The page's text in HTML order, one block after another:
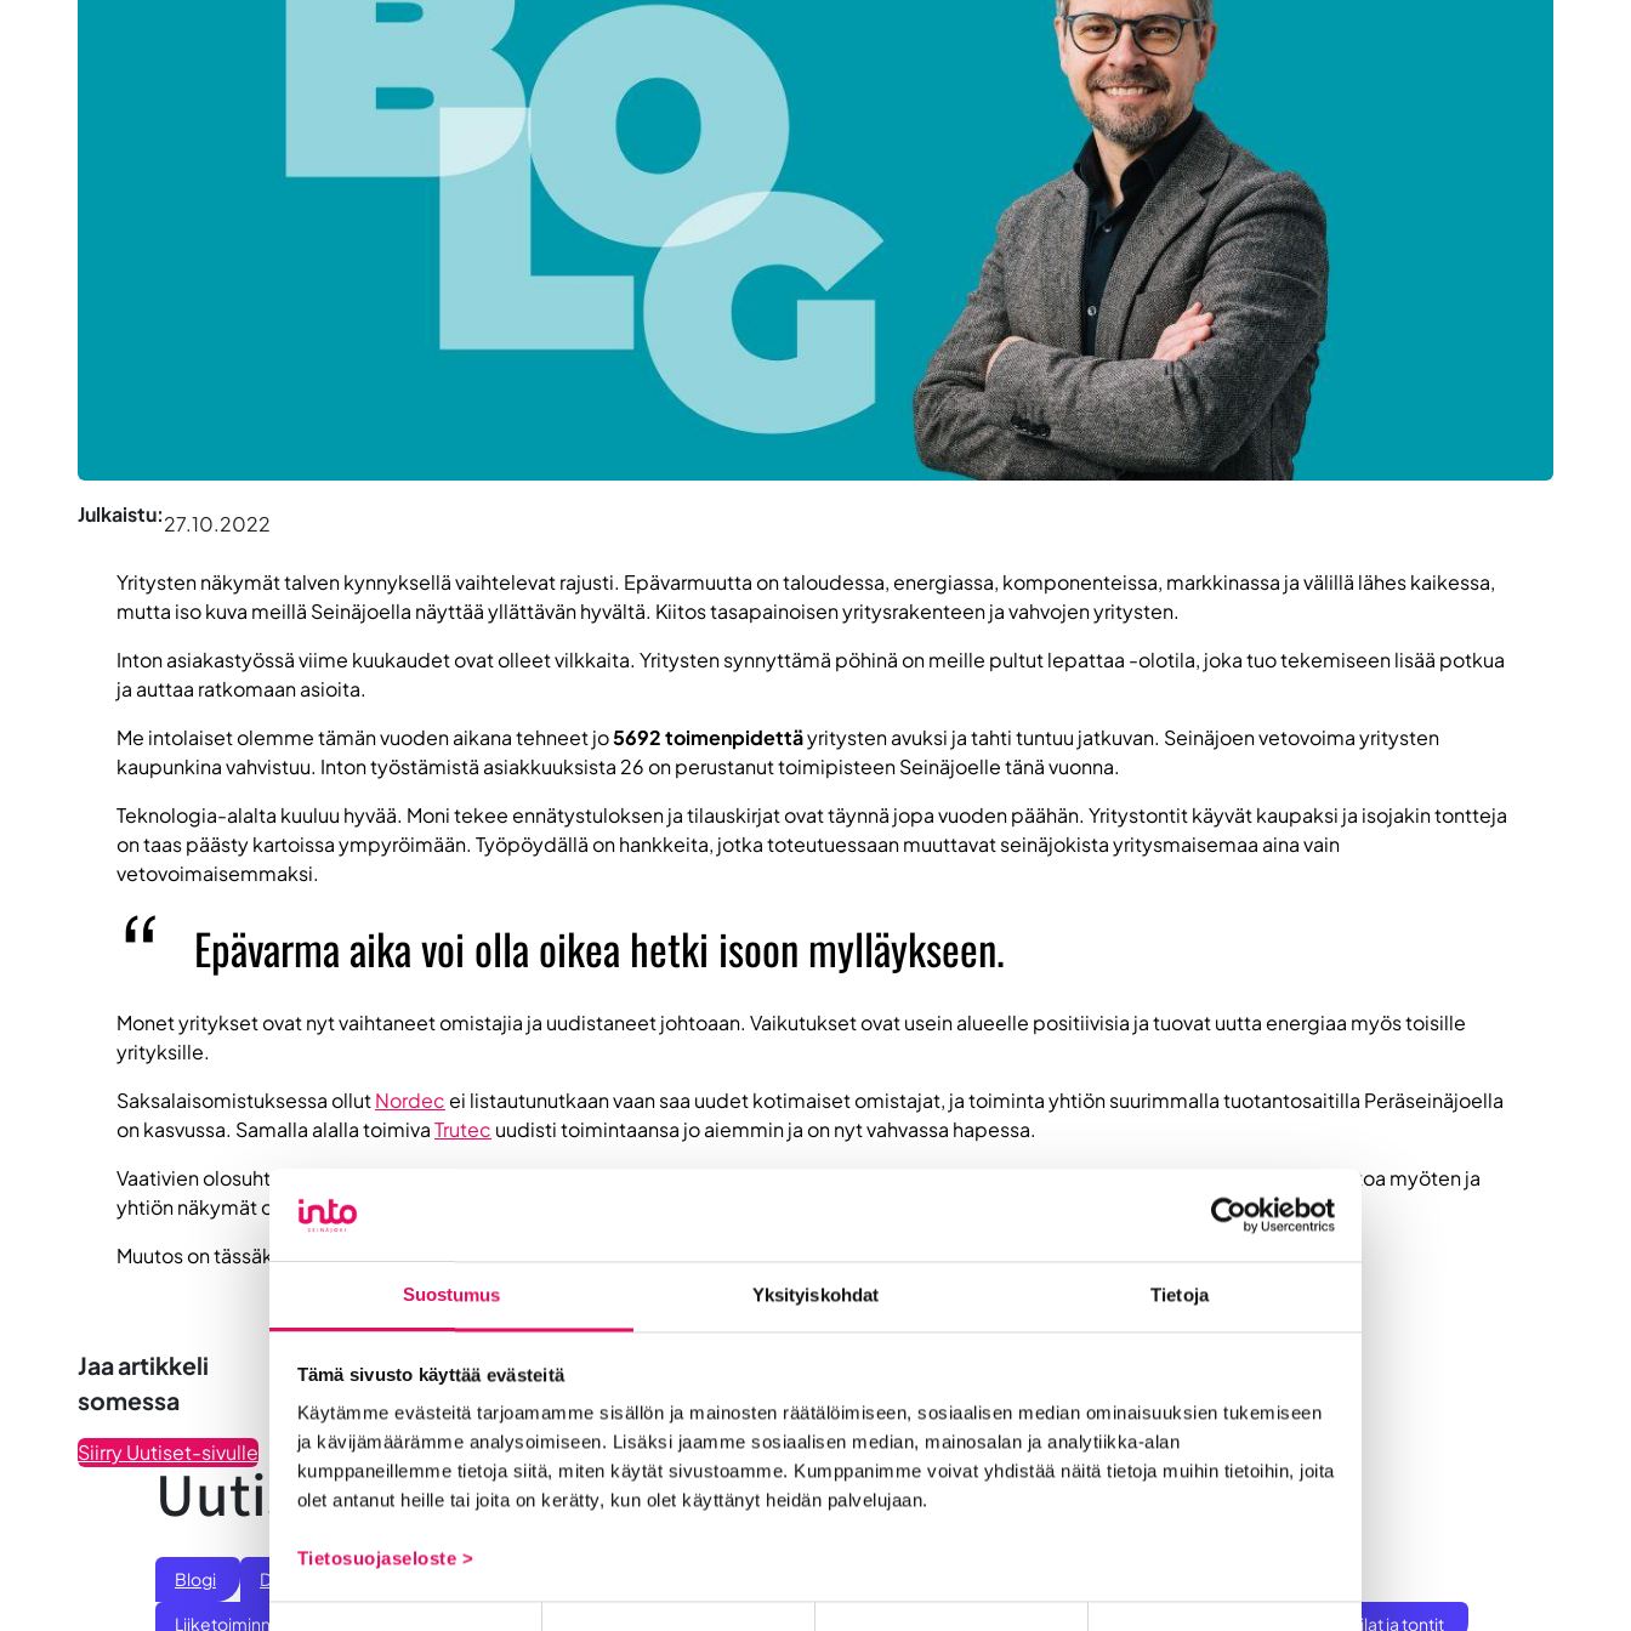
Suostumus Yksityiskohdat Tietoja
Tämä sivusto käyttää evästeitä
Käytämme evästeitä tarjoamamme sisällön ja mainosten räätälöimiseen, sosiaalisen median ominaisuuksien tukemiseen
ja kävijämäärämme analysoimiseen. Lisäksi jaamme sosiaalisen median, mainosalan ja analytiikka-alan
kumppaneillemme tietoja siitä, miten käytät sivustoamme. Kumppanimme voivat yhdistää näitä tietoja muihin tietoihin, joita
olet antanut heille tai joita on kerätty, kun olet käyttänyt heidän palvelujaan.
Tietosuojaseloste >
Julkaistu:27.10.2022
Yritysten näkymät talven kynnyksellä vaihtelevat rajusti. Epävarmuutta on taloudessa, energiassa, komponenteissa, markkinassa ja välillä lähes kaikessa,
mutta iso kuva meillä Seinäjoella näyttää yllättävän hyvältä. Kiitos tasapainoisen yritysrakenteen ja vahvojen yritysten.
Inton asiakastyössä viime kuukaudet ovat olleet vilkkaita. Yritysten synnyttämä pöhinä on meille pultut lepattaa -olotila, joka tuo tekemiseen lisää potkua
ja auttaa ratkomaan asioita.
Me intolaiset olemme tämän vuoden aikana tehneet jo5692 toimenpidettäyritysten avuksi ja tahti tuntuu jatkuvan. Seinäjoen vetovoima yritysten
kaupunkina vahvistuu. Inton työstämistä asiakkuuksista 26 on perustanut toimipisteen Seinäjoelle tänä vuonna.
Teknologia-alalta kuuluu hyvää. Moni tekee ennätystuloksen ja tilauskirjat ovat täynnä jopa vuoden päähän. Yritystontit käyvät kaupaksi ja isojakin tontteja
on taas päästy kartoissa ympyröimään. Työpöydällä on hankkeita, jotka toteutuessaan muuttavat seinäjokista yritysmaisemaa aina vain
vetovoimaisemmaksi.
Epävarma aika voi olla oikea hetki isoon mylläykseen.
Monet yritykset ovat nyt vaihtaneet omistajia ja uudistaneet johtoaan. Vaikutukset ovat usein alueelle positiivisia ja tuovat uutta energiaa myös toisille
yrityksille.
Saksalaisomistuksessa ollutNordecei listautunutkaan vaan saa uudet kotimaiset omistajat, ja toiminta yhtiön suurimmalla tuotantosaitilla Peräseinäjoella
on kasvussa. Samalla alalla toimivaTrutec uudisti toimintaansa jo aiemmin ja on nyt vahvassa hapessa.
Vaativien olosuhteiden ja liikkuvan kaluston ilmanvaihtobisneksessä 50 vuotta toiminut
on uudistunut reippaasti omistusta ja johtoa myöten ja
yhtiön näkymät ovat hyvin valoisat.
Muutos on tässäkin ajassa mahdollisuus. Mennään rohkeasti läpi sumun.
Jaa artikkeli
somessa
Siirry Uutiset-sivulle
Uutiskategoriat
Blogi Digitalisaatio
Liiketoiminnan valmennukset Toimitilat ja tontit